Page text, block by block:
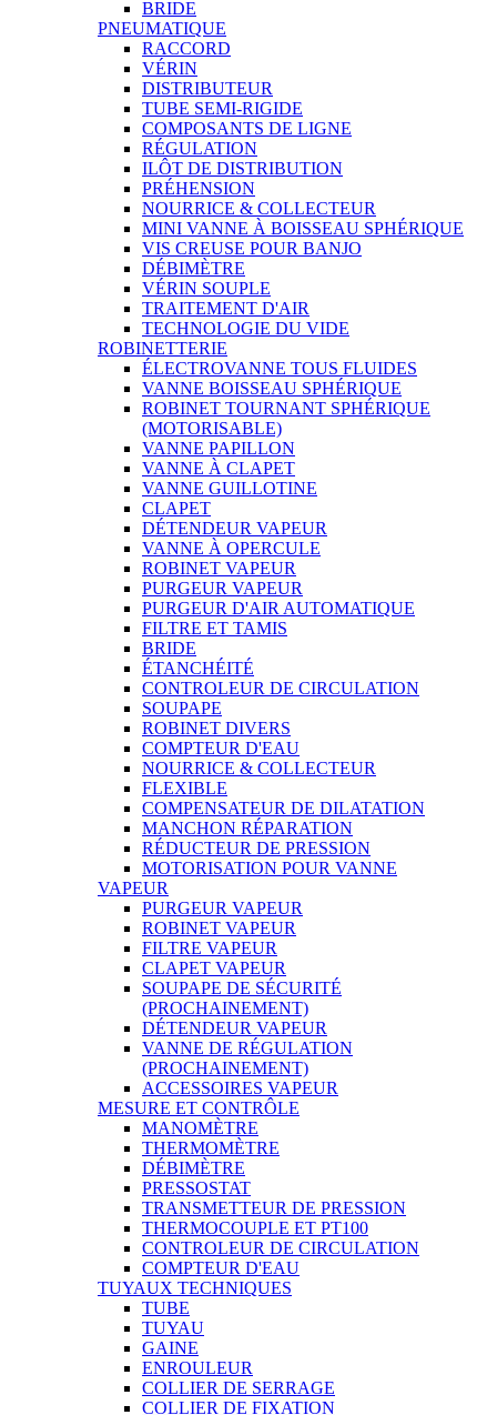
BRIDE
PNEUMATIQUE
RACCORD
VÉRIN
DISTRIBUTEUR
TUBE SEMI-RIGIDE
COMPOSANTS DE LIGNE
RÉGULATION
ILÔT DE DISTRIBUTION
PRÉHENSION
NOURRICE & COLLECTEUR
MINI VANNE À BOISSEAU SPHÉRIQUE
VIS CREUSE POUR BANJO
DÉBIMÈTRE
VÉRIN SOUPLE
TRAITEMENT D'AIR
TECHNOLOGIE DU VIDE
ROBINETTERIE
ÉLECTROVANNE TOUS FLUIDES
VANNE BOISSEAU SPHÉRIQUE
ROBINET TOURNANT SPHÉRIQUE
(MOTORISABLE)
VANNE PAPILLON
VANNE À CLAPET
VANNE GUILLOTINE
CLAPET
DÉTENDEUR VAPEUR
VANNE À OPERCULE
ROBINET VAPEUR
PURGEUR VAPEUR
PURGEUR D'AIR AUTOMATIQUE
FILTRE ET TAMIS
BRIDE
ÉTANCHÉITÉ
CONTROLEUR DE CIRCULATION
SOUPAPE
ROBINET DIVERS
COMPTEUR D'EAU
NOURRICE & COLLECTEUR
FLEXIBLE
COMPENSATEUR DE DILATATION
MANCHON RÉPARATION
RÉDUCTEUR DE PRESSION
MOTORISATION POUR VANNE
VAPEUR
PURGEUR VAPEUR
ROBINET VAPEUR
FILTRE VAPEUR
CLAPET VAPEUR
SOUPAPE DE SÉCURITÉ
(PROCHAINEMENT)
DÉTENDEUR VAPEUR
VANNE DE RÉGULATION
(PROCHAINEMENT)
ACCESSOIRES VAPEUR
MESURE ET CONTRÔLE
MANOMÈTRE
THERMOMÈTRE
DÉBIMÈTRE
PRESSOSTAT
TRANSMETTEUR DE PRESSION
THERMOCOUPLE ET PT100
CONTROLEUR DE CIRCULATION
COMPTEUR D'EAU
TUYAUX TECHNIQUES
TUBE
TUYAU
GAINE
ENROULEUR
COLLIER DE SERRAGE
COLLIER DE FIXATION